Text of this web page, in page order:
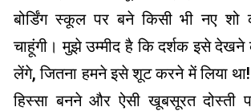
बोर्डिंग स्कूल पर बने किसी भी नए शो
चाहूंगी। मुझे उम्मीद है कि दर्शक इसे देखने
लेंगे, जितना हमने इसे शूट करने में लिया
हिस्सा बनने और ऐसी खूबसूरत दोस्ती